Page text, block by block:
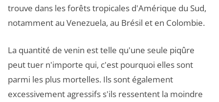
trouve dans les forêts tropicales d'Amérique du Sud,
notamment au Venezuela, au Brésil et en Colombie.
La quantité de venin est telle qu'une seule piqûre
peut tuer n'importe qui, c'est pourquoi elles sont
parmi les plus mortelles. Ils sont également
excessivement agressifs s'ils ressentent la moindre